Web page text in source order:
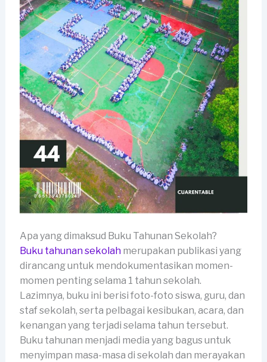
Apa yang dimaksud Buku Tahunan Sekolah?
Buku tahunan sekolahmerupakan publikasi yang
dirancang untuk mendokumentasikan momen-
momen penting selama 1 tahun sekolah.
Lazimnya, buku ini berisi foto-foto siswa, guru, dan
staf sekolah, serta pelbagai kesibukan, acara, dan
kenangan yang terjadi selama tahun tersebut.
Buku tahunan menjadi media yang bagus untuk
menyimpan masa-masa di sekolah dan merayakan